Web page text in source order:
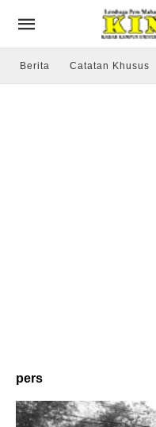
Berita Catatan Khusus
pers